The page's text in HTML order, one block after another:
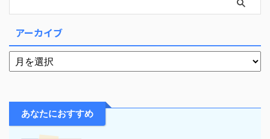
アーカイブ
あなたにおすすめ